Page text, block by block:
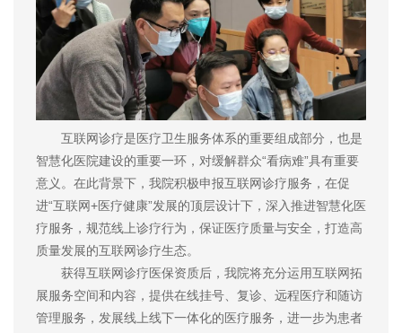
互联网诊疗是医疗卫生服务体系的重要组成部分，也是
智慧化医院建设的重要一环，对缓解群众“看病难”具有重要
意义。在此背景下，我院积极申报互联网诊疗服务，在促
进“互联网+医疗健康”发展的顶层设计下，深入推进智慧化医
疗服务，规范线上诊疗行为，保证医疗质量与安全，打造高
质量发展的互联网诊疗生态。
获得互联网诊疗医保资质后，我院将充分运用互联网拓
展服务空间和内容，提供在线挂号、复诊、远程医疗和随访
管理服务，发展线上线下一体化的医疗服务，进一步为患者